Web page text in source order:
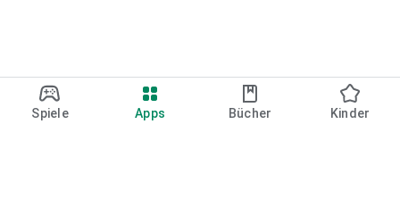
Spiele Apps Bücher Kinder